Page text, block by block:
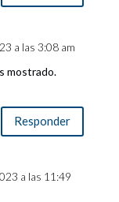
a las 3:08 am
mostrado.
Responder
a las 11:49